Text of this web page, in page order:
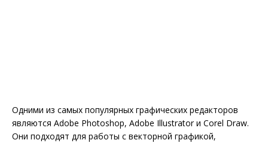
Одними из самых популярных графических редакторов
являются Adobe Photoshop, Adobe Illustrator и Corel Draw.
Они подходят для работы с векторной графикой,